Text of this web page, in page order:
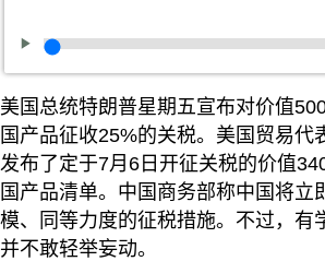
美国总统特朗普星期五宣布对价值
国产品征收25%的关税。美国贸易代
发布了定于7月6日开征关税的价值
国产品清单。中国商务部称中国将立
模、同等力度的征税措施。不过，有
并不敢轻举妄动。